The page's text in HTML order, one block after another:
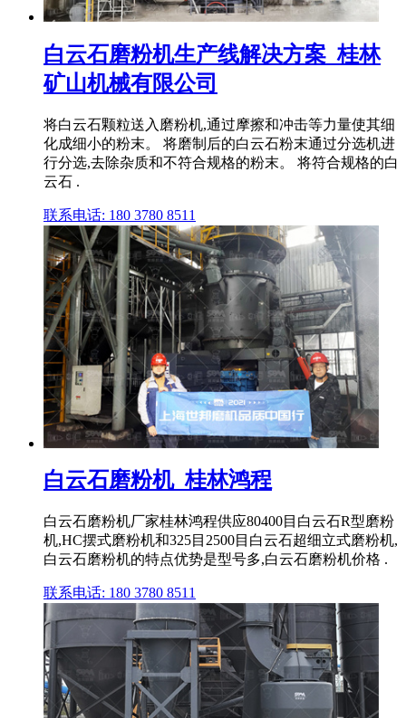
白云石磨粉机生产线解决方案_桂林
矿山机械有限公司
将白云石颗粒送入磨粉机,通过摩擦和冲击等力量使其细
化成细小的粉末。 将磨制后的白云石粉末通过分选机进
行分选,去除杂质和不符合规格的粉末。 将符合规格的白
云石 .
联系电话: 180 3780 8511
白云石磨粉机_桂林鸿程
白云石磨粉机厂家桂林鸿程供应80400目白云石R型磨粉
机,HC摆式磨粉机和325目2500目白云石超细立式磨粉机,
白云石磨粉机的特点优势是型号多,白云石磨粉机价格 .
联系电话: 180 3780 8511